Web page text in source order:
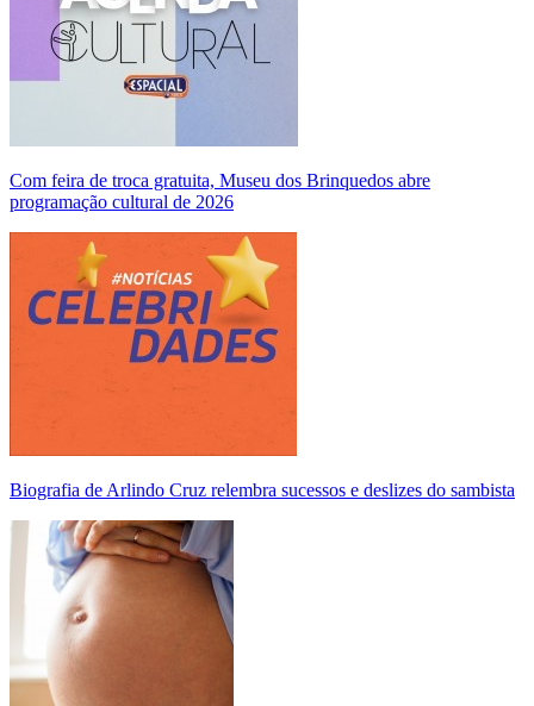
Com feira de troca gratuita, Museu dos Brinquedos abre
programação cultural de 2026
Biografia de Arlindo Cruz relembra sucessos e deslizes do sambista